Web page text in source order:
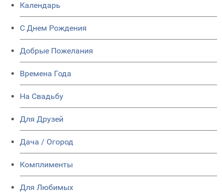
Календарь
C Днем Рождения
Добрые Пожелания
Времена Года
На Свадьбу
Для Друзей
Дача / Огород
Комплименты
Для Любимых